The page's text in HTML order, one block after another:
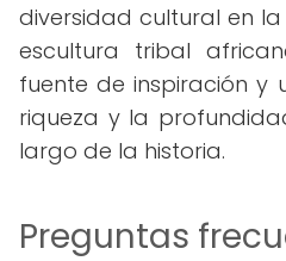
diversidad cultural en
escultura tribal
fuente de inspiración y
riqueza y la
largo de la historia.
Preguntas